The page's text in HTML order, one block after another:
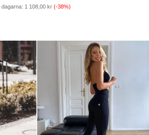
1 108,00 kr (-38%)